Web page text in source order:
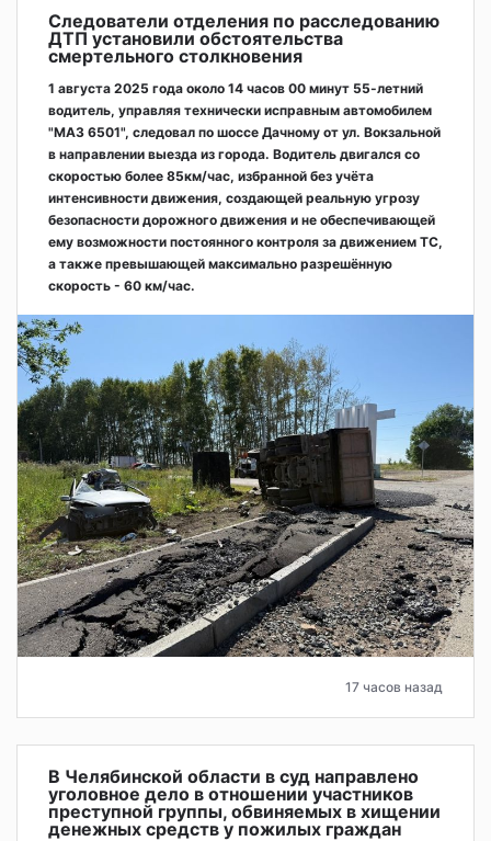
Следователи отделения по расследованию
ДТП установили обстоятельства
смертельного столкновения
1 августа 2025 года около 14 часов 00 минут 55-летний
водитель, управляя технически исправным автомобилем
"МАЗ 6501", следовал по шоссе Дачному от ул. Вокзальной
в направлении выезда из города. Водитель двигался со
скоростью более 85км/час, избранной без учёта
интенсивности движения, создающей реальную угрозу
безопасности дорожного движения и не обеспечивающей
ему возможности постоянного контроля за движением ТС,
а также превышающей максимально разрешённую
скорость - 60 км/час.
17 часов назад
В Челябинской области в суд направлено
уголовное дело в отношении участников
преступной группы, обвиняемых в хищении
денежных средств у пожилых граждан